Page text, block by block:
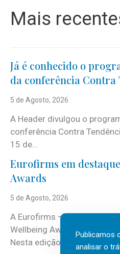
Mais
Já é conhecido o
da conferência Contra
5 de Agosto, 2026
A Header divulgou o
conferência Contra
15 de...
Eurofirms em
Awards
5 de Agosto, 2026
A Eurofirms – People first
Wellbeing Awards,
Nesta edição, a
Publicamos
analisar o